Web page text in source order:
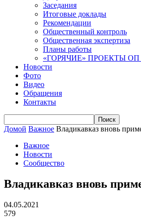
Заседания
Итоговые доклады
Рекомендации
Общественный контроль
Общественная экспертиза
Планы работы
«ГОРЯЧИЕ» ПРОЕКТЫ ОП
Новости
Фото
Видео
Обращения
Контакты
Домой Важное Владикавказ вновь
Важное
Новости
Сообщество
Владикавказ вновь
04.05.2021
579